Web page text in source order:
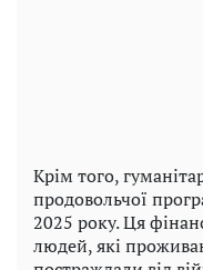
Крім того,
продовольчої
2025 року. Ця
людей, які